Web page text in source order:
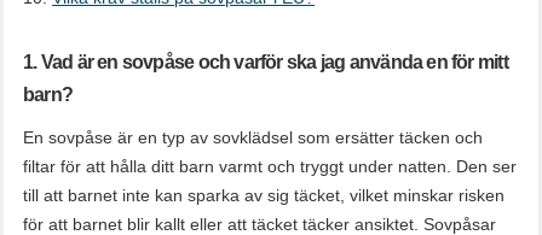
1. Vad är en sovpåse och varför ska jag använda en för mitt
barn?
En sovpåse är en typ av sovklädsel som ersätter täcken och
filtar för att hålla ditt barn varmt och tryggt under natten. Den ser
till att barnet inte kan sparka av sig täcket, vilket minskar risken
för att barnet blir kallt eller att täcket täcker ansiktet. Sovpåsar